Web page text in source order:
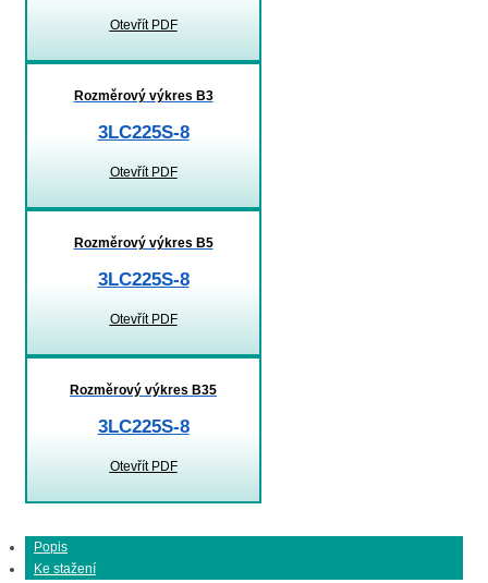
Otevřít PDF
Rozměrový výkres B3
3LC225S-8
Otevřít PDF
Rozměrový výkres B5
3LC225S-8
Otevřít PDF
Rozměrový výkres B35
3LC225S-8
Otevřít PDF
Popis
Ke stažení